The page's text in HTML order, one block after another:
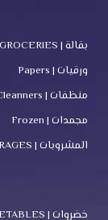
بقالة | GROCERIES
ورقيات | Papers
منظفات | Cleanners
مجمدات | Frozen
المشروبات | BEVERAGES
خضروات | VEGETABLES